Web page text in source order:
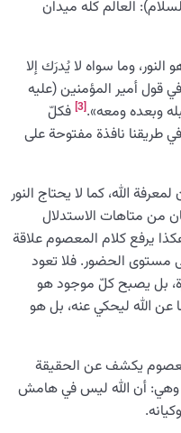
العالَم كلّه ميدان
وما سواه لا يُدرَك إلا
قول أمير المؤمنين (عليه
وبعده ومعه».[3]
فكلّ
طريقنا نافذة مفتوحة على
الله، كما لا يحتاج النور
من متاهات الاستدلال
يرفع كلام المعصوم علاقة
مستوى الحضور. فلا تعود
بل يصبح كلّ موجود هو
الله ليحكي عنه، بل هو
يكشف عن الحقيقة
وهي: أن الله ليس في هامش